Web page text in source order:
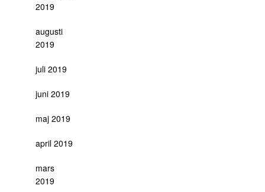
2019
augusti
2019
juli 2019
juni 2019
maj 2019
april 2019
mars
2019